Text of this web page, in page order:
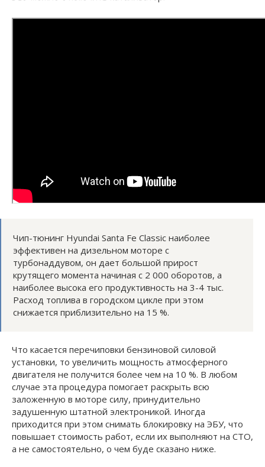
Чип-тюнинг Hyundai Santa Fe Classic наиболее
эффективен на дизельном моторе с
турбонаддувом, он дает большой прирост
крутящего момента начиная с 2 000 оборотов, а
наиболее высока его продуктивность на 3-4 тыс.
Расход топлива в городском цикле при этом
снижается приблизительно на 15 %.
Что касается перечиповки бензиновой силовой
установки, то увеличить мощность атмосферного
двигателя не получится более чем на 10 %. В любом
случае эта процедура помогает раскрыть всю
заложенную в моторе силу, принудительно
задушенную штатной электроникой. Иногда
приходится при этом снимать блокировку на ЭБУ, что
повышает стоимость работ, если их выполняют на СТО,
а не самостоятельно, о чем буде сказано ниже.